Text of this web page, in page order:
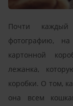
Почти
фотографию,
картонной
лежанка,
коробки. О том,
она всем